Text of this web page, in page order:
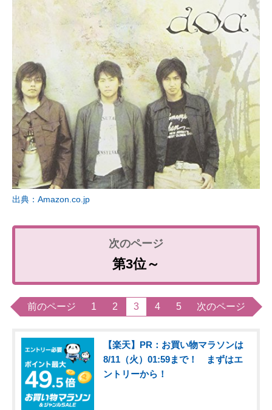
出典：Amazon.co.jp
第3位～
前のページ 1 2 3 4 5 次のページ
【楽天】PR：お買い物マラソンは
8/11（火）01:59まで！ まずはエ
ントリーから！